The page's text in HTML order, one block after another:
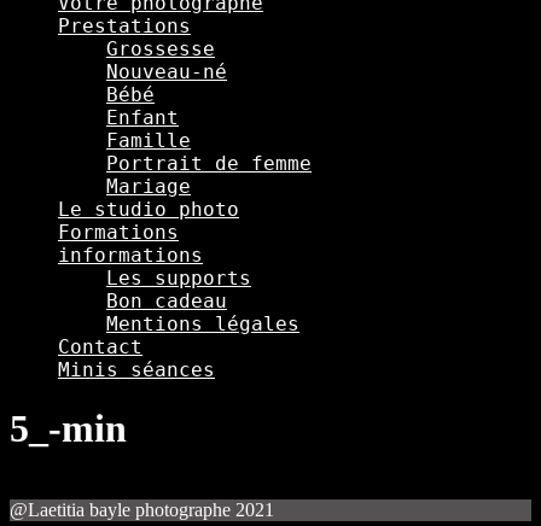
Prestations
Grossesse
Nouveau-né
Bébé
Enfant
Famille
Portrait de femme
Mariage
Le studio photo
Formations
informations
Les supports
Bon cadeau
Mentions légales
Contact
Minis séances
5_-min
@Laetitia bayle photographe 2021